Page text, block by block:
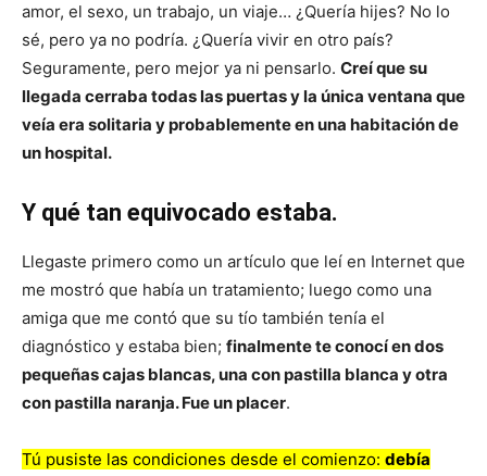
amor, el sexo, un trabajo, un viaje… ¿Quería hijes? No lo
sé, pero ya no podría. ¿Quería vivir en otro país?
Seguramente, pero mejor ya ni pensarlo. Creí que su
llegada cerraba todas las puertas y la única ventana que
veía era solitaria y probablemente en una habitación de
un hospital.
Y qué tan equivocado estaba.
Llegaste primero como un artículo que leí en Internet que
me mostró que había un tratamiento; luego como una
amiga que me contó que su tío también tenía el
diagnóstico y estaba bien; finalmente te conocí en dos
pequeñas cajas blancas, una con pastilla blanca y otra
con pastilla naranja. Fue un placer.
Tú pusiste las condiciones desde el comienzo: debía